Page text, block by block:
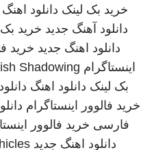
خرید بک لینک دانلود
دانلود آهنگ جدید خرید
دانلود اهنگ جدید خرید
اینستاگرام Shadowing
بک لینک دانلود اهنگ
خرید فالوور اینستاگرام
فارسی خرید فالوور
دانلود اهنگ جدید